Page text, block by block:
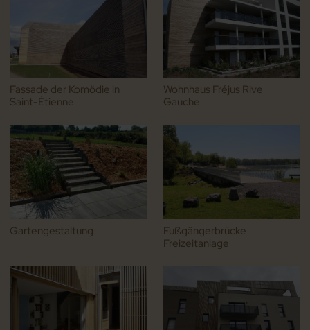
Fassade der Komödie in
Saint-Étienne
Wohnhaus Fréjus Rive
Gauche
Gartengestaltung
Fußgängerbrücke
Freizeitanlage